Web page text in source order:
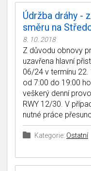
Údržba dráhy -
směru na
8. 10. 2018
Z důvodu obnovy
uzavřena hlavní
06/24 v termínu
od 7:00 do 19:00
veškerý denní
RWY 12/30. V
nutné práce
Kategorie: Ostatní